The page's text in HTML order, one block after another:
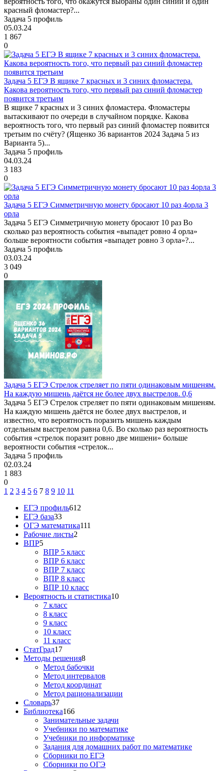
красный фломастер?...
Задача 5 профиль
05.03.24
1 867
0
Задача 5 ЕГЭ В ящике 7 красных и 3 синих фломастера.
Какова вероятность того, что первый раз синий фломастер
появится третьим
В ящике 7 красных и 3 синих фломастера. Фломастеры
вытаскивают по очереди в случайном порядке. Какова
вероятность того, что первый раз синий фломастер появится
третьим по счёту? (Ященко 36 вариантов 2024 Задача 5 из
Варианта 5)...
Задача 5 профиль
04.03.24
3 183
0
Задача 5 ЕГЭ Симметричную монету бросают 10 раз 4орла 3
орла
Задача 5 ЕГЭ Симметричную монету бросают 10 раз Во
сколько раз вероятность события «выпадет ровно 4 орла»
больше вероятности события «выпадет ровно 3 орла»?...
Задача 5 профиль
03.03.24
3 049
0
Задача 5 ЕГЭ Стрелок стреляет по пяти одинаковым мишеням.
На каждую мишень даётся не более двух выстрелов. 0,6
Задача 5 ЕГЭ Стрелок стреляет по пяти одинаковым мишеням.
На каждую мишень даётся не более двух выстрелов, и
известно, что вероятность поразить мишень каждым
отдельным выстрелом равна 0,6. Во сколько раз вероятность
события «стрелок поразит ровно две мишени» больше
вероятности события «стрелок...
Задача 5 профиль
02.03.24
1 883
0
1 2 3 4 5 6 7 8 9 10 11
ЕГЭ профиль612
ЕГЭ база33
ОГЭ математика111
Рабочие листы2
ВПР5
ВПР 5 класс
ВПР 6 класс
ВПР 7 класс
ВПР 8 класс
ВПР 10 класс
Вероятность и статистика10
7 класс
8 класс
9 класс
10 класс
11 класс
СтатГрад17
Методы решения8
Метод бабочки
Метод интервалов
Метод координат
Метод рационализации
Словарь37
Библиотека166
Занимательные задачи
Учебники по математике
Учебники по информатике
Задания для домашних работ по математике
Сборники по ЕГЭ
Сборники по ОГЭ